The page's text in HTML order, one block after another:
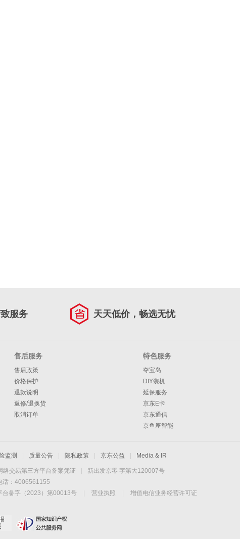
服务 天天低价，畅选无忧
售后服务
售后政策
价格保护
退款说明
返修/退换货
取消订单
特色服务
夺宝岛
DIY装机
延保服务
京东E卡
京东通信
京鱼座智能
监测 质量公告 隐私政策 京东公益 Media & IR
络交易第三方平台备案凭证
新出发京零 字第大120007号
话：4006561155
台备字（2023）第00013号 营业执照
增值电信业务经营许可证